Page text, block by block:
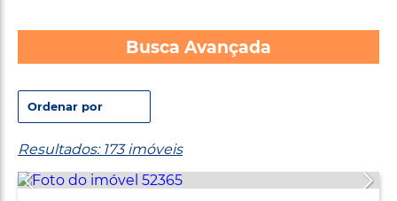
Busca Avançada
Resultados: 173 imóveis